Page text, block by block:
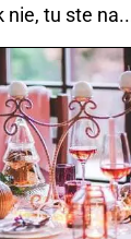
nie, tu ste